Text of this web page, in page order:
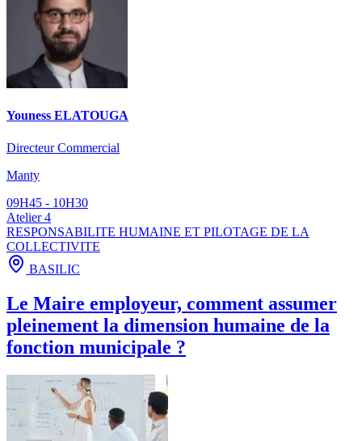
Youness ELATOUGA
Directeur Commercial
Manty
09H45 - 10H30
Atelier 4
RESPONSABILITE HUMAINE ET PILOTAGE DE LA
COLLECTIVITE
BASILIC
Le Maire employeur, comment assumer
pleinement la dimension humaine de la
fonction municipale ?